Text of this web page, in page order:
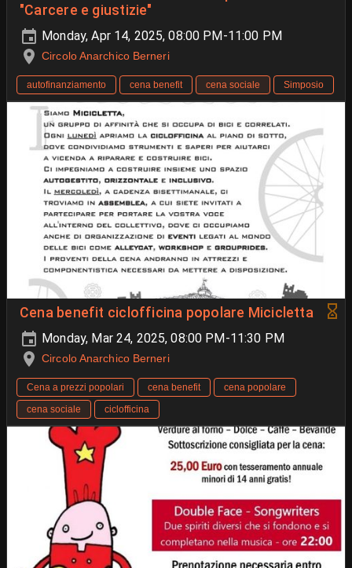
"Carcere e giustizie"
Monday, Apr 14, 2025, 08:00 PM-11:00 PM
Circolo Anarchico Berneri
autofinanziamento cena benefit cena sociale Simposio
Cena benefit ciclofficina popolare Micicletta
Monday, Mar 24, 2025, 08:00 PM-11:30 PM
Circolo Anarchico Berneri
Cena a prezzi popolari cena benefit
cena popolare
cena sociale
ciclofficina